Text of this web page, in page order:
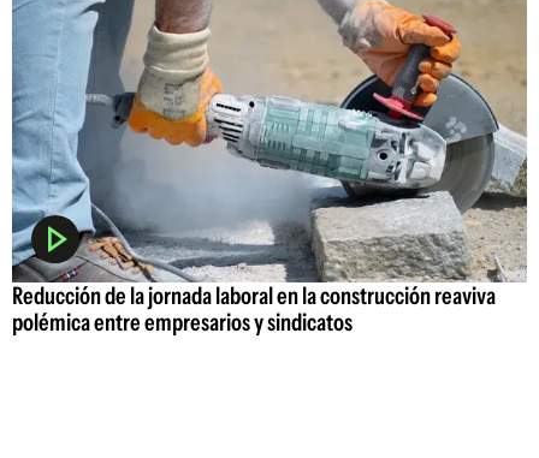
Reducción de la jornada laboral en la construcción reaviva
polémica entre empresarios y sindicatos